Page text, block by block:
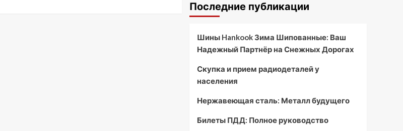
Последние публикации
Шины Hankook Зима Шипованные: Ваш
Надежный Партнёр на Снежных Дорогах
Скупка и прием радиодеталей у
населения
Нержавеющая сталь: Металл будущего
Билеты ПДД: Полное руководство